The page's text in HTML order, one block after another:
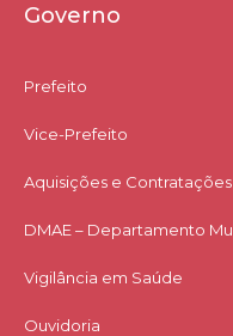
Governo
Prefeito
Vice-Prefeito
Aquisições e
DMAE – Departamento
Vigilância em Saúde
Ouvidoria